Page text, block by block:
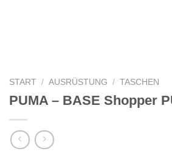
START / AUSRÜSTUNG / TASCHEN
PUMA – BASE Shopper